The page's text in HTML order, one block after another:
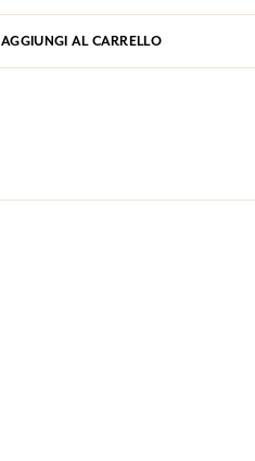
AGGIUNGI AL CARRELLO